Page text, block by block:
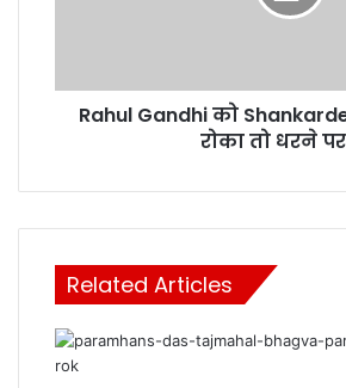
रोका
बैठे
Rahul Gandhi को
रोका तो धरने
Related Articles